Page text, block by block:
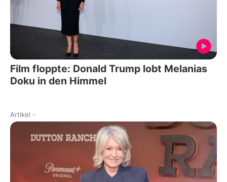
Film floppte: Donald Trump lobt Melanias
Doku in den Himmel
Artikel -